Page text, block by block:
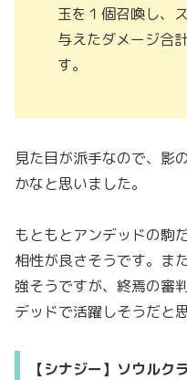
玉を１個召喚し、
与えたダメージ合
す。
見た目が派手なので、影
かなと思いました。
もともとアンデッドの駒
相性が良さそうです。ま
強そうですが、終焉の審
デッドで活躍しそうだと
【シナジー】ソウルク